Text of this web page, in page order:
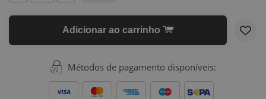
Adicionar ao carrinho
Métodos de pagamento disponíveis: